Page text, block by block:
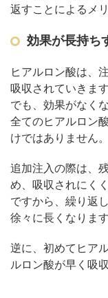
返すことによるメ
効果が長持ち
ヒアルロン酸は、
吸収されていきます
でも、効果がなく
全てのヒアルロン
けではありません。
追加注入の際は、
め、吸収されにく
ですから、繰り返
徐々に長くなります
逆に、初めてヒア
ルロン酸が早く吸